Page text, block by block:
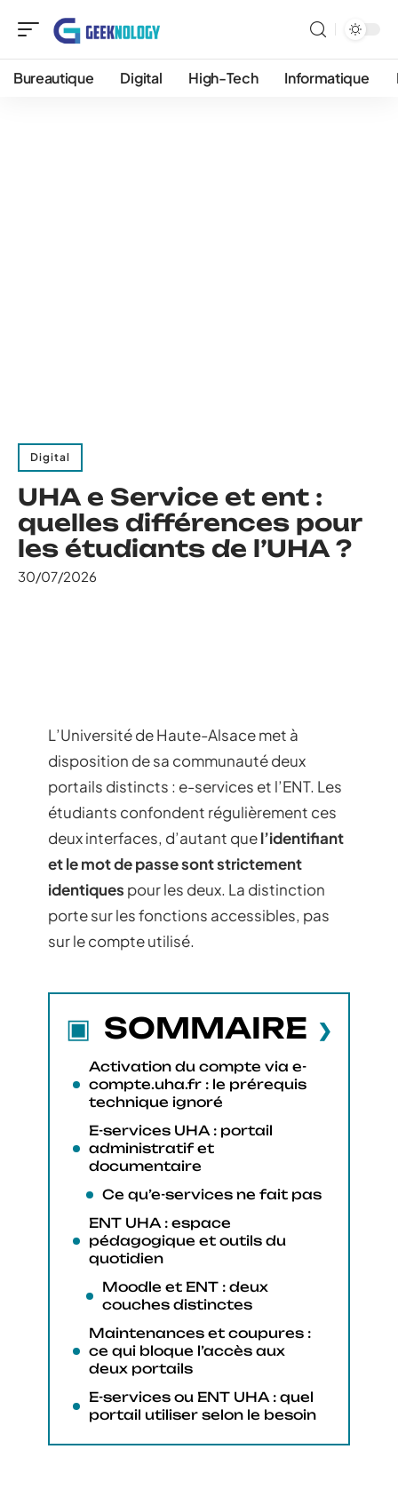
Bureautique Digital High-Tech Informatique
Digital
UHA e Service et ent :
quelles différences pour
les étudiants de l’UHA ?
30/07/2026
L’Université de Haute-Alsace met à
disposition de sa communauté deux
portails distincts : e-services et l’ENT. Les
étudiants confondent régulièrement ces
deux interfaces, d’autant quel’identifiant
et le mot de passe sont strictement
identiques pour les deux. La distinction
porte sur les fonctions accessibles, pas
sur le compte utilisé.
SOMMAIRE
Activation du compte via e-
compte.uha.fr : le prérequis
technique ignoré
E-services UHA : portail
administratif et
documentaire
Ce qu’e-services ne fait pas
ENT UHA : espace
pédagogique et outils du
quotidien
Moodle et ENT : deux
couches distinctes
Maintenances et coupures :
ce qui bloque l’accès aux
deux portails
E-services ou ENT UHA : quel
portail utiliser selon le besoin